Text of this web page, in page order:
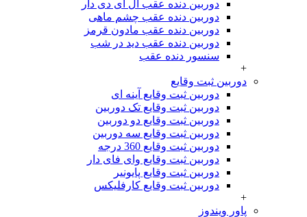
دوربین دنده عقب ال ای دی دار
دوربین دنده عقب چشم ماهی
دوربین دنده عقب مادون قرمز
دوربین دنده عقب دید در شب
سنسور دنده عقب
+
دوربین ثبت وقایع
دوربین ثبت وقایع آینه ای
دوربین ثبت وقایع تک دوربین
دوربین ثبت وقایع دو دوربین
دوربین ثبت وقایع سه دوربین
دوربین ثبت وقایع 360 درجه
دوربین ثبت وقایع وای فای دار
دوربین ثبت وقایع پایونیر
دوربین ثبت وقایع کارفلیکس
+
پاور ویندوز